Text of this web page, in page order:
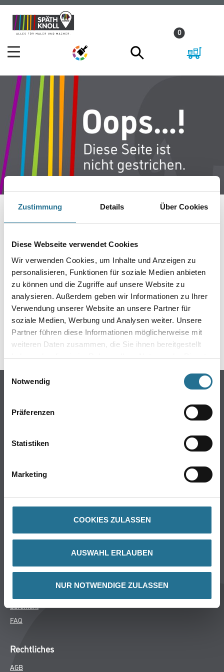
Zustimmung Details Über Cookies
Diese Webseite verwendet Cookies
Wir verwenden Cookies, um Inhalte und Anzeigen zu
personalisieren, Funktionen für soziale Medien anbieten
zu können und die Zugriffe auf unsere Website zu
analysieren. Außerdem geben wir Informationen zu Ihrer
Verwendung unserer Website an unsere Partner für
soziale Medien, Werbung und Analysen weiter. Unsere
Partner führen diese Informationen möglicherweise mit
weiteren Daten zusammen, die Sie ihnen bereitgestellt
haben oder die sie im Rahmen Ihrer Nutzung der Dienste
Einwilligungsauswahl
Notwendig
Präferenzen
Statistiken
Marketing
COOKIES ZULASSEN
AUSWAHL ERLAUBEN
NUR NOTWENDIGE ZULASSEN
Zum
Inhalt
Zum
Navigationsmenü
0
IST AUFGETRETEN
Keine Sorge, wir pinseln schon an der Lösung und
werden das Problem so schnell wie möglich beheben.
Erkunden Sie in der Zwischenzeit unseren Online-Shop
und lassen Sie sich inspirieren.
ZURÜCK ZUM ONLINE-SHOP
Online-Shop
Putze- und Spachtelmassen
Wand- & Deckenbeläge
Späth Knoll GmbH
Aktuelles
Sortiment
FAQ
Rechtliches
AGB